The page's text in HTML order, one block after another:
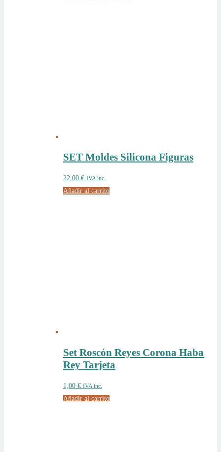
SET Moldes Silicona Figuras
22,00 € IVA inc.
Añadir al carrito
Set Roscón Reyes Corona Haba
Rey Tarjeta
1,00 € IVA inc.
Añadir al carrito